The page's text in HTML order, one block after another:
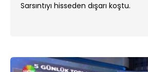
Sarsıntıyı hisseden dışarı koştu.